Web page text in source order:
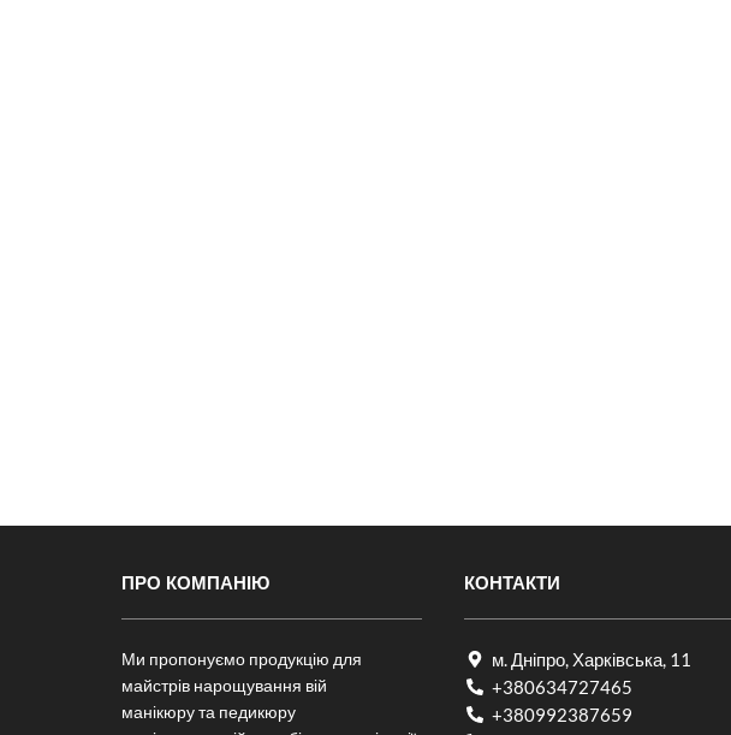
ПРО КОМПАНІЮ
Ми пропонуємо продукцію для
майстрів нарощування вій
манікюру та педикюру
КОНТАКТИ
м. Дніпро, Харківська, 11
+380634727465
+380992387659